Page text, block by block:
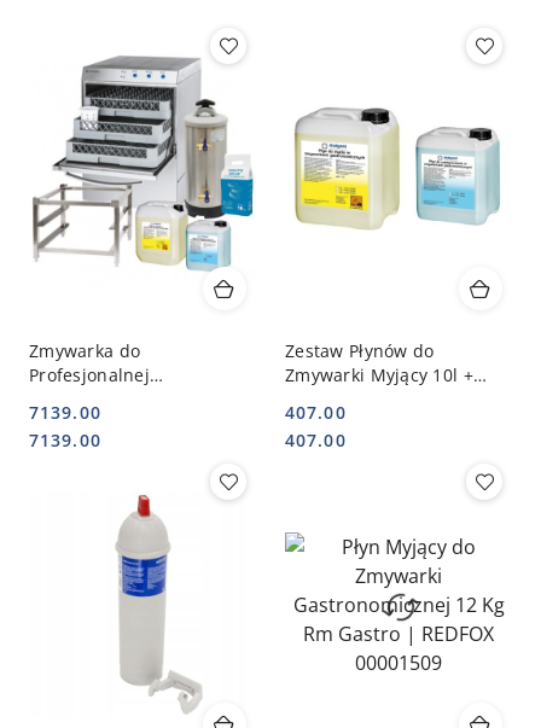
Zmywarka do
Profesjonalnej
Komplet 801506 |
STALGAST
Cena:
7139.00
Cena:
7139.00
Zestaw Płynów do
Zmywarki Myjący 10l +
- Wydajny | STALGAST
641100_642050
Cena:
407.00
Cena:
407.00